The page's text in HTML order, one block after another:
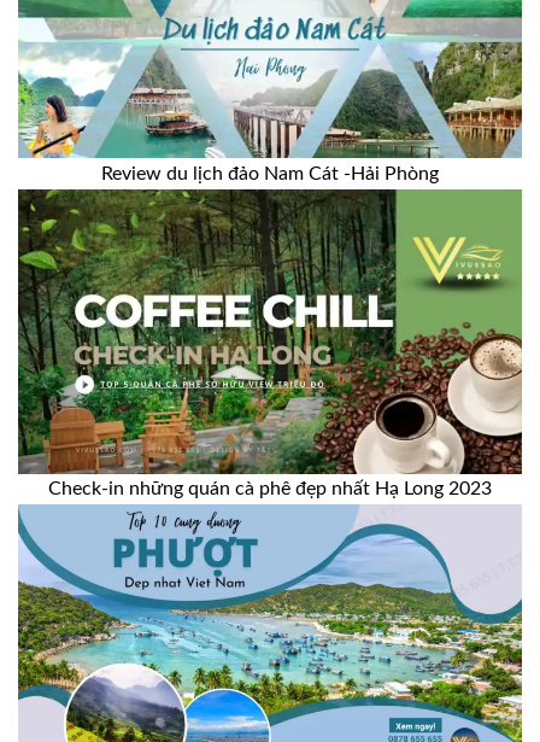
Review du lịch đảo Nam Cát -Hải Phòng
Check-in những quán cà phê đẹp nhất Hạ Long 2023